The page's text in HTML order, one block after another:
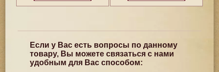
Если у Вас есть вопросы по данному
товару, Вы можете связаться с нами
удобным для Вас способом: